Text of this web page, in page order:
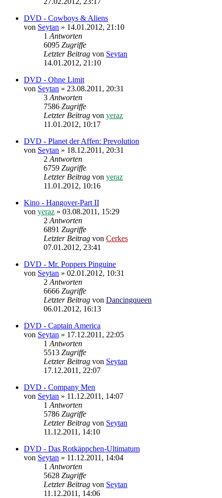
DVD - Cowboys & Aliens
von Seytan » 14.01.2012, 21:10
1 Antworten
6095 Zugriffe
Letzter Beitrag von Seytan
14.01.2012, 21:10
DVD - Ohne Limit
von Seytan » 23.08.2011, 20:31
3 Antworten
7586 Zugriffe
Letzter Beitrag von yeraz
11.01.2012, 10:17
DVD - Planet der Affen: Prevolution
von Seytan » 18.12.2011, 20:31
2 Antworten
6759 Zugriffe
Letzter Beitrag von yeraz
11.01.2012, 10:16
Kino - Hangover-Part II
von yeraz » 03.08.2011, 15:29
2 Antworten
6891 Zugriffe
Letzter Beitrag von Cerkes
07.01.2012, 23:41
DVD - Mr. Poppers Pinguine
von Seytan » 02.01.2012, 10:31
2 Antworten
6666 Zugriffe
Letzter Beitrag von Dancingqueen
06.01.2012, 16:13
DVD - Captain America
von Seytan » 17.12.2011, 22:05
1 Antworten
5513 Zugriffe
Letzter Beitrag von Seytan
17.12.2011, 22:07
DVD - Company Men
von Seytan » 11.12.2011, 14:07
1 Antworten
5786 Zugriffe
Letzter Beitrag von Seytan
11.12.2011, 14:10
DVD - Das Rotkäppchen-Ultimatum
von Seytan » 11.12.2011, 14:04
1 Antworten
5628 Zugriffe
Letzter Beitrag von Seytan
11.12.2011, 14:06